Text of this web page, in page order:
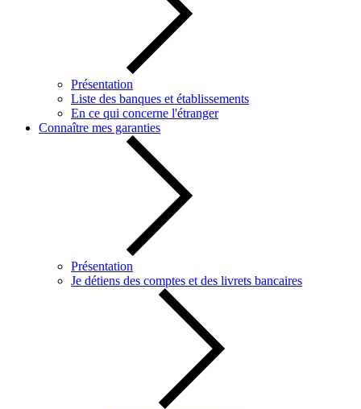
Présentation
Liste des banques et établissements
En ce qui concerne l'étranger
Connaître mes garanties
Présentation
Je détiens des comptes et des livrets bancaires